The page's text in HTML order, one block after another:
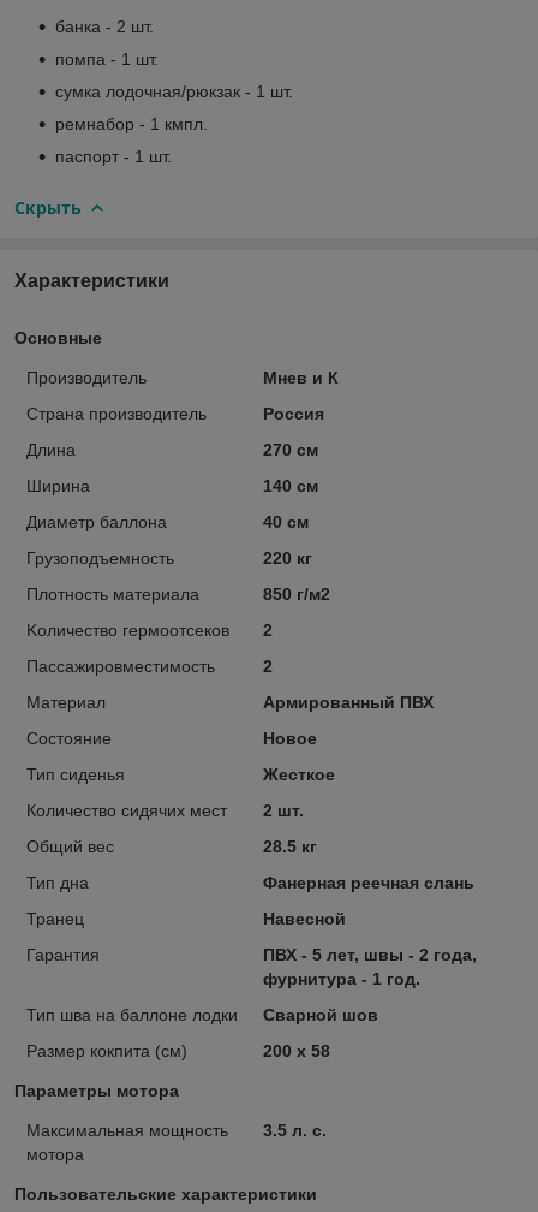
банка - 2 шт.
помпа - 1 шт.
сумка лодочная/рюкзак - 1 шт.
ремнабор - 1 кмпл.
паспорт - 1 шт.
Скрыть
Характеристики
Основные
Производитель
Мнев и К
Страна производитель
Россия
Длина
270 см
Ширина
140 см
Диаметр баллона
40 см
Грузоподъемность
220 кг
Плотность материала
850 г/м2
Kоличество гермоотсеков
2
Пассажировместимость
2
Материал
Армированный ПВХ
Состояние
Новое
Тип сиденья
Жесткое
Количество сидячих мест
2 шт.
Общий вес
28.5 кг
Тип дна
Фанерная реечная слань
Транец
Навесной
Гарантия
ПВХ - 5 лет, швы - 2 года,
фурнитура - 1 год.
Тип шва на баллоне лодки
Сварной шов
Размер кокпита (см)
200 х 58
Параметры мотора
Максимальная мощность
мотора
3.5 л. с.
Пользовательские характеристики